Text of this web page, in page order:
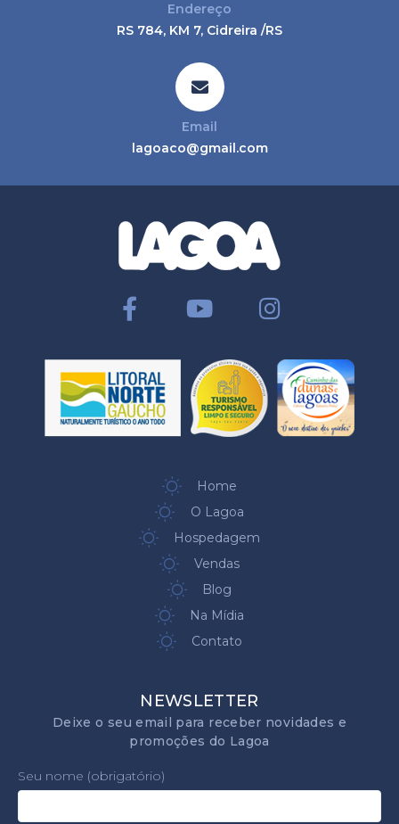
Endereço
RS 784, KM 7, Cidreira /RS
Email
lagoaco@gmail.com
Home
O Lagoa
Hospedagem
Vendas
Blog
Na Mídia
Contato
NEWSLETTER
Deixe o seu email para receber novidades e
promoções do Lagoa
Seu nome (obrigatório)